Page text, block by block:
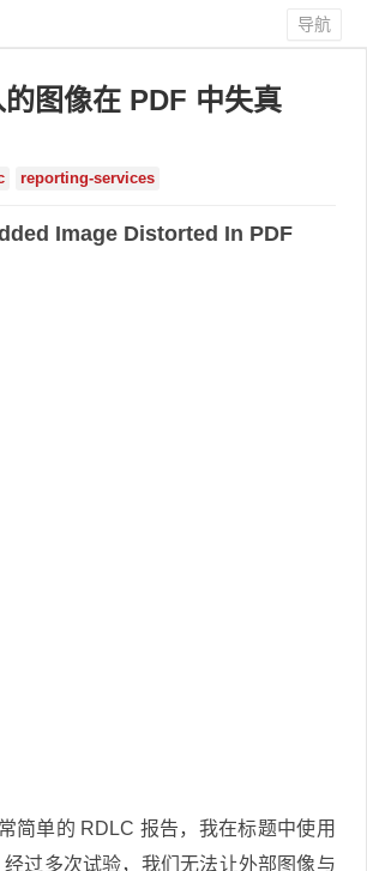
导航
图像在 PDF 中失真
reporting-services
Image Distorted In PDF
简单的 RDLC 报告，我在标题中使用
经过多次试验，我们无法让外部图像与